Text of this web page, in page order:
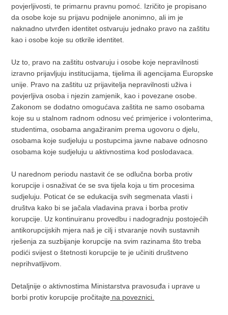
povjerljivosti, te primarnu pravnu pomoć. Izričito je propisano
da osobe koje su prijavu podnijele anonimno, ali im je
naknadno utvrđen identitet ostvaruju jednako pravo na zaštitu
kao i osobe koje su otkrile identitet.
Uz to, pravo na zaštitu ostvaruju i osobe koje nepravilnosti
izravno prijavljuju institucijama, tijelima ili agencijama Europske
unije. Pravo na zaštitu uz prijavitelja nepravilnosti uživa i
povjerljiva osoba i njezin zamjenik, kao i povezane osobe.
Zakonom se dodatno omogućava zaštita ne samo osobama
koje su u stalnom radnom odnosu već primjerice i volonterima,
studentima, osobama angažiranim prema ugovoru o djelu,
osobama koje sudjeluju u postupcima javne nabave odnosno
osobama koje sudjeluju u aktivnostima kod poslodavaca.
U narednom periodu nastavit će se odlučna borba protiv
korupcije i osnaživat će se sva tijela koja u tim procesima
sudjeluju. Poticat će se edukacija svih segmenata vlasti i
društva kako bi se jačala vladavina prava i borba protiv
korupcije. Uz kontinuiranu provedbu i nadogradnju postojećih
antikorupcijskih mjera naš je cilj i stvaranje novih sustavnih
rješenja za suzbijanje korupcije na svim razinama što treba
podići svijest o štetnosti korupcije te je učiniti društveno
neprihvatljivom.
Detaljnije o aktivnostima Ministarstva pravosuđa i uprave u
borbi protiv korupcije pročitajte na poveznici.